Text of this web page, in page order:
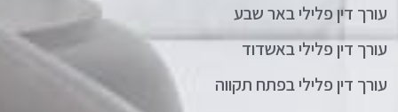
עורך דין פלילי באר שבע
עורך דין פלילי באשדוד
עורך דין פלילי בפתח תקווה